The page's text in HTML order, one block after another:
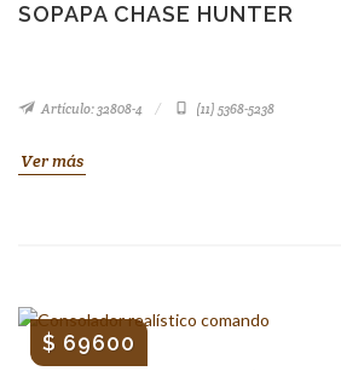
SOPAPA CHASE HUNTER
Artículo: 32808-4 (11) 5368-5238
Ver más
$ 69600